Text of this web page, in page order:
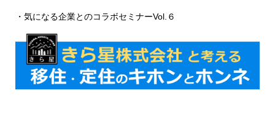
・気になる企業とのコラボセミナーVol.６